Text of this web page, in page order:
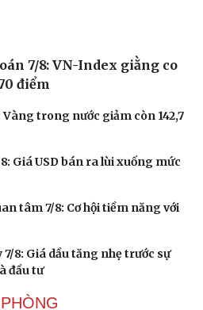
ở Đà Nẵng từ thông tin nhân
tộc Dao ở Lào Cai được công